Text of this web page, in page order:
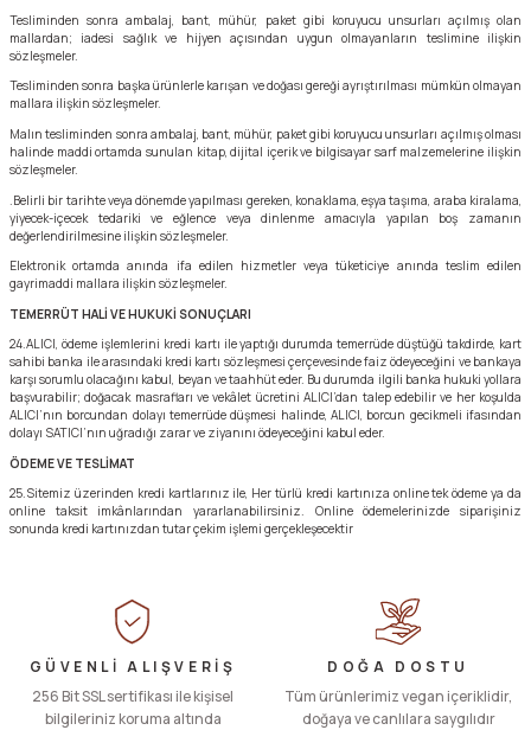
Tesliminden sonra ambalaj, bant, mühür, paket gibi koruyucu unsurları açılmış olan
mallardan; iadesi sağlık ve hijyen açısından uygun olmayanların teslimine ilişkin
sözleşmeler.
Tesliminden sonra başka ürünlerle karışan ve doğası gereği ayrıştırılması mümkün olmayan
mallara ilişkin sözleşmeler.
Malın tesliminden sonra ambalaj, bant, mühür, paket gibi koruyucu unsurları açılmış olması
halinde maddi ortamda sunulan kitap, dijital içerik ve bilgisayar sarf malzemelerine ilişkin
sözleşmeler.
.Belirli bir tarihte veya dönemde yapılması gereken, konaklama, eşya taşıma, araba kiralama,
yiyecek-içecek tedariki ve eğlence veya dinlenme amacıyla yapılan boş zamanın
değerlendirilmesine ilişkin sözleşmeler.
Elektronik ortamda anında ifa edilen hizmetler veya tüketiciye anında teslim edilen
gayrimaddi mallara ilişkin sözleşmeler.
TEMERRÜT HALİ VE HUKUKİ SONUÇLARI
24.ALICI, ödeme işlemlerini kredi kartı ile yaptığı durumda temerrüde düştüğü takdirde, kart
sahibi banka ile arasındaki kredi kartı sözleşmesi çerçevesinde faiz ödeyeceğini ve bankaya
karşı sorumlu olacağını kabul, beyan ve taahhüt eder. Bu durumda ilgili banka hukuki yollara
başvurabilir; doğacak masrafları ve vekâlet ücretini ALICI’dan talep edebilir ve her koşulda
ALICI’nın borcundan dolayı temerrüde düşmesi halinde, ALICI, borcun gecikmeli ifasından
dolayı SATICI’nın uğradığı zarar ve ziyanını ödeyeceğini kabul eder.
ÖDEME VE TESLİMAT
25.Sitemiz üzerinden kredi kartlarınız ile, Her türlü kredi kartınıza online tek ödeme ya da
online taksit imkânlarından yararlanabilirsiniz. Online ödemelerinizde siparişiniz
sonunda kredi kartınızdan tutar çekim işlemi gerçekleşecektir
GÜVENLİ ALIŞVERİŞ
256 Bit SSL sertifikası ile kişisel
bilgileriniz koruma altında
DOĞA DOSTU
Tüm ürünlerimiz vegan içeriklidir,
doğaya ve canlılara saygılıdır